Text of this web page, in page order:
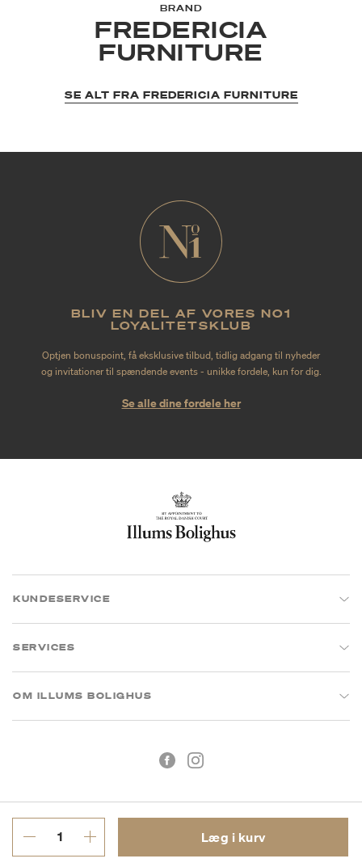
Læg i kurv
BRAND
FREDERICIA
FURNITURE
SE ALT FRA FREDERICIA FURNITURE
BLIV EN DEL AF VORES NO1
LOYALITETSKLUB
Optjen bonuspoint, få eksklusive tilbud, tidlig adgang til nyheder
og invitationer til spændende events - unikke fordele, kun for dig.
Se alle dine fordele her
KUNDESERVICE
SERVICES
OM ILLUMS BOLIGHUS